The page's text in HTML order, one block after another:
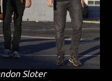
Sloter